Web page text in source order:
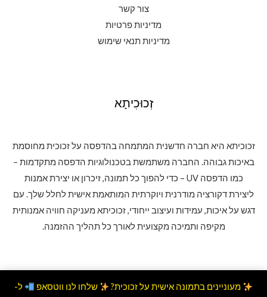
מעוניינים בתמונה אישית על זכוכית? שלחו לנו ווטסאפ ל-
צור קשר
מדיניות פרטיות
מדיניות תנאי שימוש
זְכוּכִיתָא
זכוכיתא היא חברה חדשנית המתמחה בהדפסה על זכוכית מחוסמת
באיכות גבוהה. החברה משתמשת בטכנולוגיות הדפסה מתקדמות –
כמו הדפסה UV – כדי להפוך כל תמונה, זיכרון או יצירת אמנות
ליצירת דקורציה מודרנית ויוקרתית המותאמת אישית לחלל שלך. עם
דגש על איכות, עמידות ועיצוב ייחודי, זכוכיתא מעניקה חוויה אמנותית
מקיפה ותמיכה מקצועית לאורך כל תהליך ההזמנה.